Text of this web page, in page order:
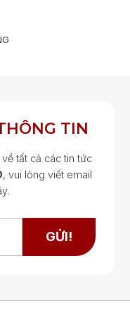
TIN
tất cả các tin tức
, vui lòng viết email
GỬI!